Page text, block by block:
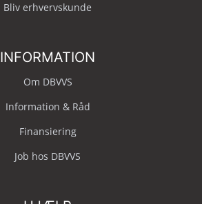
Bliv erhvervskunde
INFORMATION
Om DBVVS
Information & Råd
Finansiering
Job hos DBVVS